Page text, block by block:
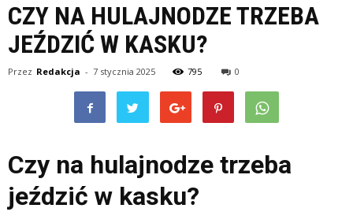
CZY NA HULAJNODZE TRZEBA
JEŹDZIĆ W KASKU?
Przez Redakcja - 7 stycznia 2025 795 0
Czy na hulajnodze trzeba
jeździć w kasku?